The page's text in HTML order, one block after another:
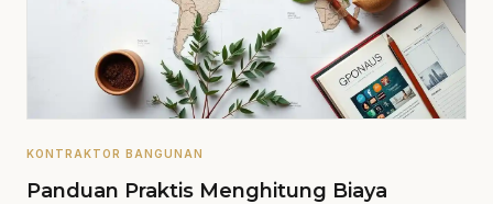
KONTRAKTOR BANGUNAN
Panduan Praktis Menghitung Biaya